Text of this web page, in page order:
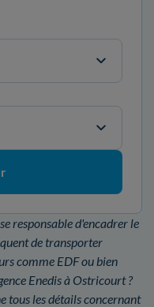
responsable d'encadrer le
de transporter
comme EDF ou bien
Enedis à Ostricourt ?
tous les détails concernant